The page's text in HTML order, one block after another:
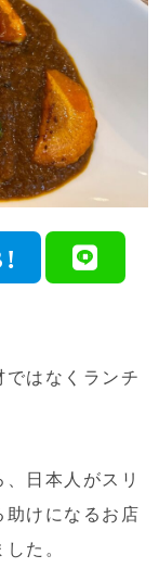
はなくランチ
日本人がスリ
けになるお店
た。